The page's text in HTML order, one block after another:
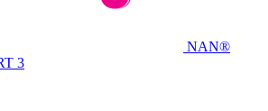
NAN®
3